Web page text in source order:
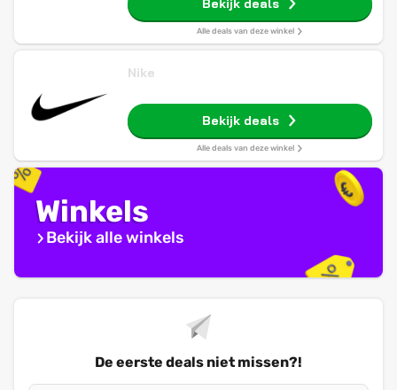
Bekijk deals
Alle deals van deze winkel
Nike
Bekijk deals
Alle deals van deze winkel
Winkels
Bekijk alle winkels
De eerste deals niet missen?!